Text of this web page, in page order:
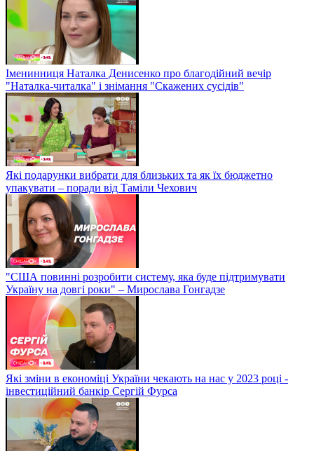
Іменинниця Наталка Денисенко про благодійний вечір
"Наталка-читалка" і знімання "Скажених сусідів"
Які подарунки вибрати для близьких та як їх бюджетно
упакувати – поради від Таміли Чехович
"США повинні розробити систему, яка буде підтримувати
Україну на довгі роки" – Мирослава Гонгадзе
Які зміни в економіці України чекають на нас у 2023 році -
інвестиційний банкір Сергій Фурса